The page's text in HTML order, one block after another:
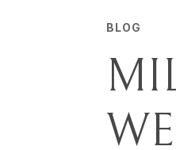
BLOG